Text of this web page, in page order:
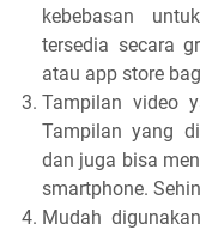
kebebasan
tersedia secara
atau app store
Tampilan video
Tampilan yang
dan juga bisa
smartphone.
Mudah